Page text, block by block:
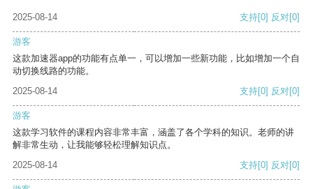
2025-08-14 支持[0] 反对[0]
游客
这款加速器app的功能有点单一，可以增加一些新功能，比如增加一个自
动切换线路的功能。
2025-08-14
支持[0] 反对[0]
游客
这款学习软件的课程内容非常丰富，涵盖了各个学科的知识。老师的讲
解非常生动，让我能够轻松理解知识点。
2025-08-14
支持[0] 反对[0]